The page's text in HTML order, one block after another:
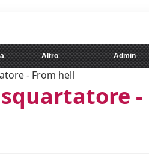
Altro Admin
- From hell